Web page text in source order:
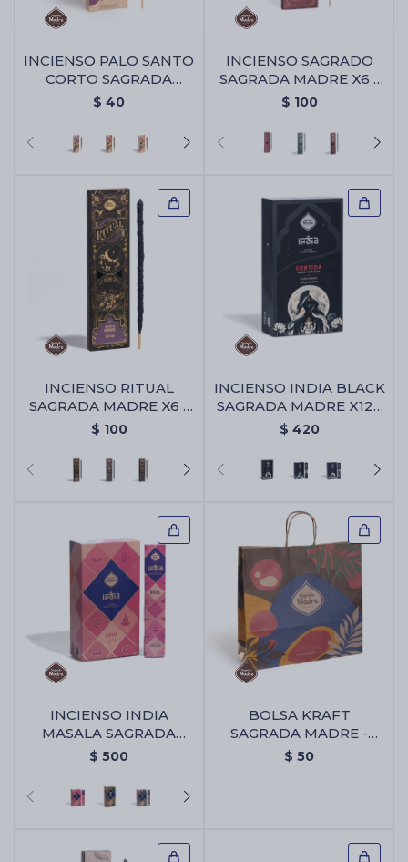
INCIENSO PALO SANTO
CORTO SAGRADA
MADRE X4 - Lavanda
$ 40
INCIENSO SAGRADO
SAGRADA MADRE X6 -
Amor Eterno
$ 100
INCIENSO RITUAL
SAGRADA MADRE X6 -
Abundancia
$ 100
INCIENSO INDIA BLACK
SAGRADA MADRE X12 -
Caja Surtida
$ 420
INCIENSO INDIA
MASALA SAGRADA
MADRE X12 - Alma
$ 500
BOLSA KRAFT
SAGRADA MADRE -
Bolsa Kraft Sagrada
$ 50